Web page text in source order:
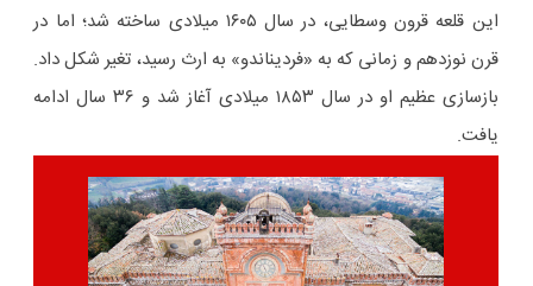
این قلعه قرون وسطایی، در سال ۱۶۰۵ میلادی ساخته شد؛ اما در
قرن نوزدهم و زمانی که به «فردیناندو» به ارث رسید، تغیر شکل داد.
بازسازی عظیم او در سال ۱۸۵۳ میلادی آغاز شد و ۳۶ سال ادامه
یافت.